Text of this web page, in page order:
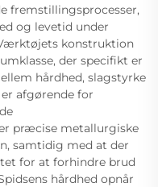
fremstillingsprocesser,
og levetid under
konstruktion
der specifikt er
hårdhed, slagstyrke
afgørende for
præcise metallurgiske
samtidig med at der
for at forhindre brud
hårdhed opnår